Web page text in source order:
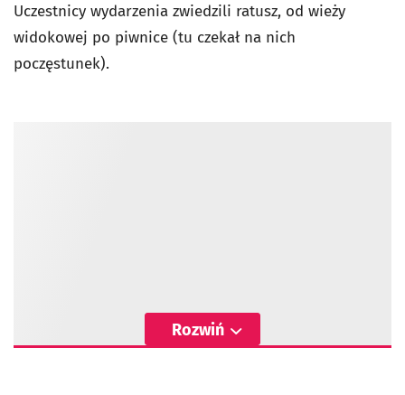
Uczestnicy wydarzenia zwiedzili ratusz, od wieży
widokowej po piwnice (tu czekał na nich
poczęstunek).
Rozwiń